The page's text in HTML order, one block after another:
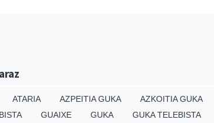
ATARIA AZPEITIA GUKA AZKOITIA GUKA
GUAIXE GUKA GUKA TELEBISTA